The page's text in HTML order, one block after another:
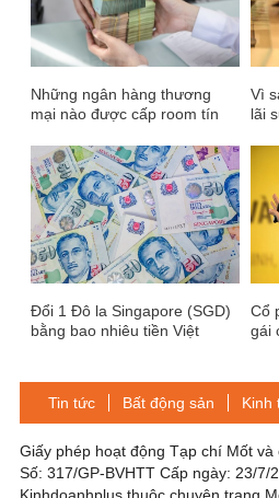
Những ngân hàng thương
mại nào được cấp room tín
Vì
lãi
Đổi 1 Đô la Singapore (SGD)
bằng bao nhiêu tiền Việt
Cổ
gái
Tin tức Bất động sản Kinh
Giấy phép hoạt động Tạp chí Mốt và
Số: 317/GP-BVHTT Cấp ngày: 23/7/